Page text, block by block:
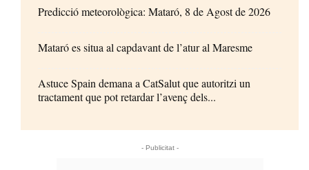
Predicció meteorològica: Mataró, 8 de Agost de 2026
Mataró es situa al capdavant de l’atur al Maresme
Astuce Spain demana a CatSalut que autoritzi un
tractament que pot retardar l’avenç dels...
- Publicitat -